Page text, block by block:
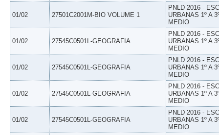
01/02 27501C2001M-BIO VOLUME 1
PNLD 2016 -
URBANAS 1º A
MEDIO
01/02 27545C0501L-GEOGRAFIA
PNLD 2016 -
URBANAS 1º A
MEDIO
01/02 27545C0501L-GEOGRAFIA
PNLD 2016 -
URBANAS 1º A
MEDIO
01/02 27545C0501L-GEOGRAFIA
PNLD 2016 -
URBANAS 1º A
MEDIO
01/02 27545C0501L-GEOGRAFIA
PNLD 2016 -
URBANAS 1º A
MEDIO